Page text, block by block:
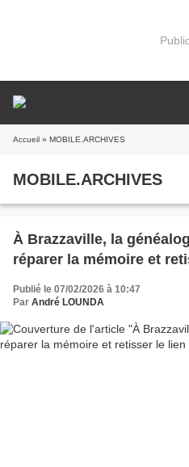
Accueil » MOBILE.ARCHIVES
MOBILE.ARCHIVES
À Brazzaville, la
réparer la mémoire et
Publié le 07/02/2026 à 10:47
Par André LOUNDA